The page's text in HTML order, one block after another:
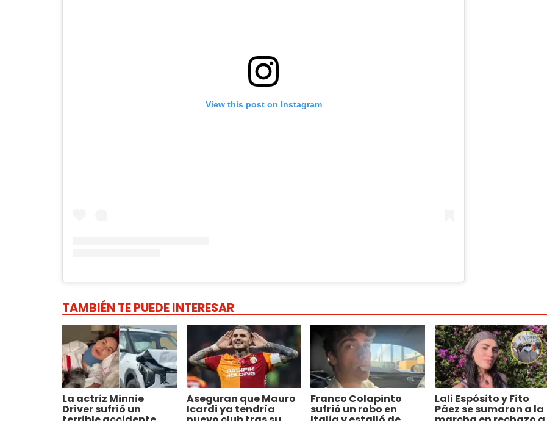
View this post on Instagram
TAMBIÉN TE PUEDE INTERESAR
La actriz Minnie
Driver sufrió un
Aseguran que Mauro
Icardi ya tendría
Franco Colapinto
sufrió un robo en
Lali Espósito y Fito
Páez se sumaron a la